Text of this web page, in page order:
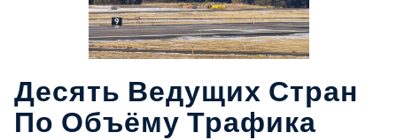
Десять Ведущих Стран
По Объёму Трафика